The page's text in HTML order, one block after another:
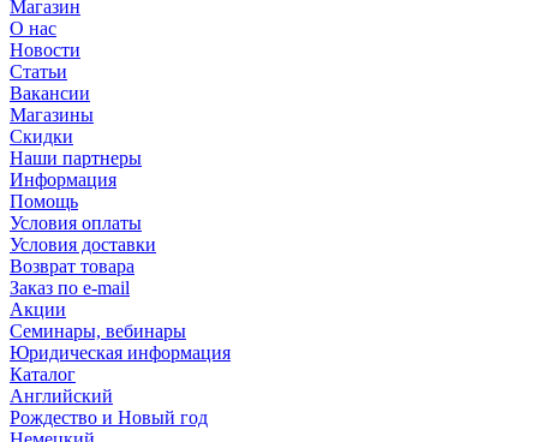
Магазин
О нас
Новости
Статьи
Вакансии
Магазины
Скидки
Наши партнеры
Информация
Помощь
Условия оплаты
Условия доставки
Возврат товара
Заказ по e-mail
Акции
Семинары, вебинары
Юридическая информация
Каталог
Английский
Рождество и Новый год